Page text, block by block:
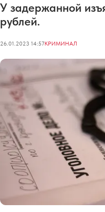
У задержанной
рублей.
26.01.2023 14:57КРИМИНАЛ